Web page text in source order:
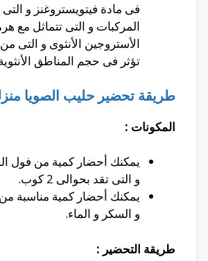
فى مادة فيتويستروغنز و التى
المركبات و التى تتماثل مع
الأستروجين الأنثوى و التى
تؤثر فى حجم المناطق
طريقة تحضير حليب الصويا
المكونات :
يمكنك أحضار كمية من فول
و التى تقد بحوالى 2 كوب.
يمكنك أحضار كمية مناسبة من
و السكر و الماء.
طريقة التحضير :